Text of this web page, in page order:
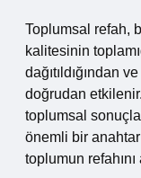
Toplumsal refah,
kalitesinin
dağıtıldığından
doğrudan
toplumsal
önemli bir
toplumun